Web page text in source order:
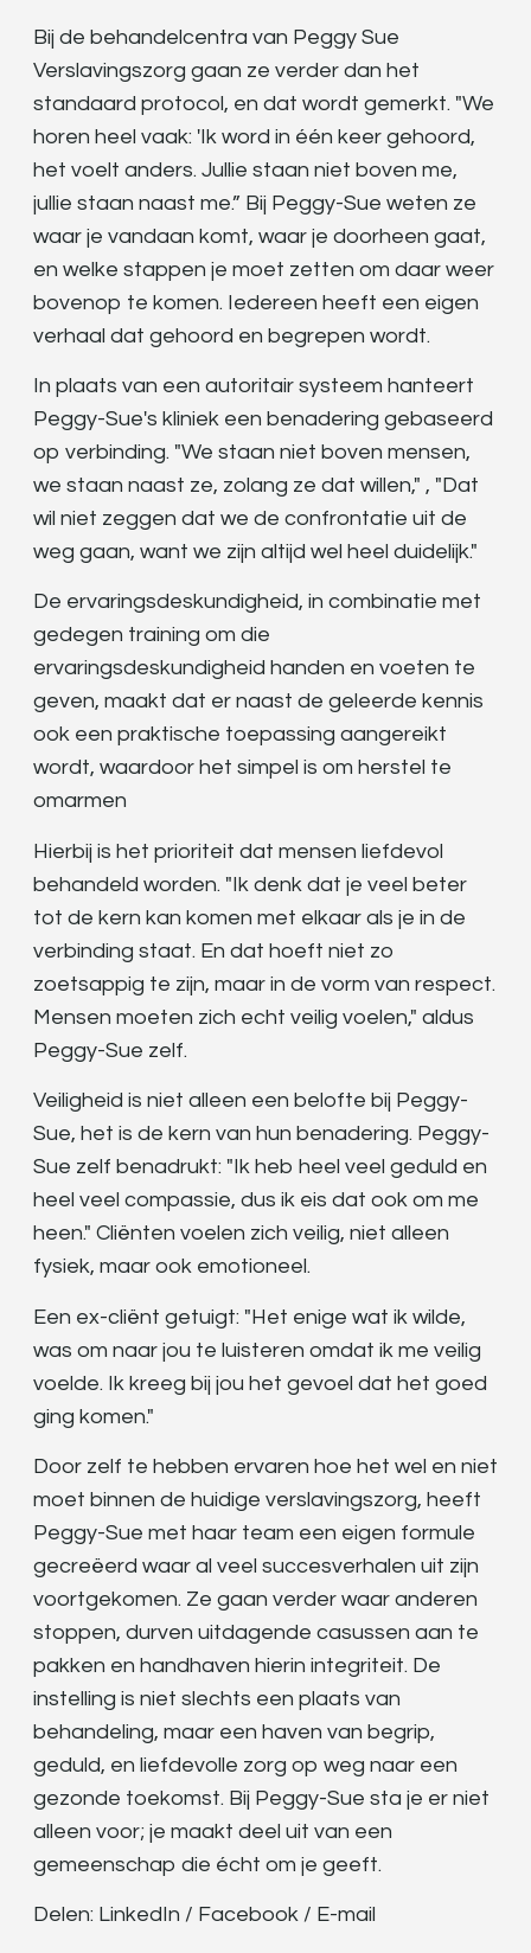
Bij de behandelcentra van Peggy Sue
Verslavingszorg gaan ze verder dan het
standaard protocol, en dat wordt gemerkt. "We
horen heel vaak: 'Ik word in één keer gehoord,
het voelt anders. Jullie staan niet boven me,
jullie staan naast me.” Bij Peggy-Sue weten ze
waar je vandaan komt, waar je doorheen gaat,
en welke stappen je moet zetten om daar weer
bovenop te komen. Iedereen heeft een eigen
verhaal dat gehoord en begrepen wordt.
In plaats van een autoritair systeem hanteert
Peggy-Sue's kliniek een benadering gebaseerd
op verbinding. "We staan niet boven mensen,
we staan naast ze, zolang ze dat willen," , "Dat
wil niet zeggen dat we de confrontatie uit de
weg gaan, want we zijn altijd wel heel duidelijk."
De ervaringsdeskundigheid, in combinatie met
gedegen training om die
ervaringsdeskundigheid handen en voeten te
geven, maakt dat er naast de geleerde kennis
ook een praktische toepassing aangereikt
wordt, waardoor het simpel is om herstel te
omarmen
Hierbij is het prioriteit dat mensen liefdevol
behandeld worden. "Ik denk dat je veel beter
tot de kern kan komen met elkaar als je in de
verbinding staat. En dat hoeft niet zo
zoetsappig te zijn, maar in de vorm van respect.
Mensen moeten zich echt veilig voelen," aldus
Peggy-Sue zelf.
Veiligheid is niet alleen een belofte bij Peggy-
Sue, het is de kern van hun benadering. Peggy-
Sue zelf benadrukt: "Ik heb heel veel geduld en
heel veel compassie, dus ik eis dat ook om me
heen." Cliënten voelen zich veilig, niet alleen
fysiek, maar ook emotioneel.
Een ex-cliënt getuigt: "Het enige wat ik wilde,
was om naar jou te luisteren omdat ik me veilig
voelde. Ik kreeg bij jou het gevoel dat het goed
ging komen."
Door zelf te hebben ervaren hoe het wel en niet
moet binnen de huidige verslavingszorg, heeft
Peggy-Sue met haar team een eigen formule
gecreëerd waar al veel succesverhalen uit zijn
voortgekomen. Ze gaan verder waar anderen
stoppen, durven uitdagende casussen aan te
pakken en handhaven hierin integriteit. De
instelling is niet slechts een plaats van
behandeling, maar een haven van begrip,
geduld, en liefdevolle zorg op weg naar een
gezonde toekomst. Bij Peggy-Sue sta je er niet
alleen voor; je maakt deel uit van een
gemeenschap die écht om je geeft.
Delen: LinkedIn / Facebook / E-mail